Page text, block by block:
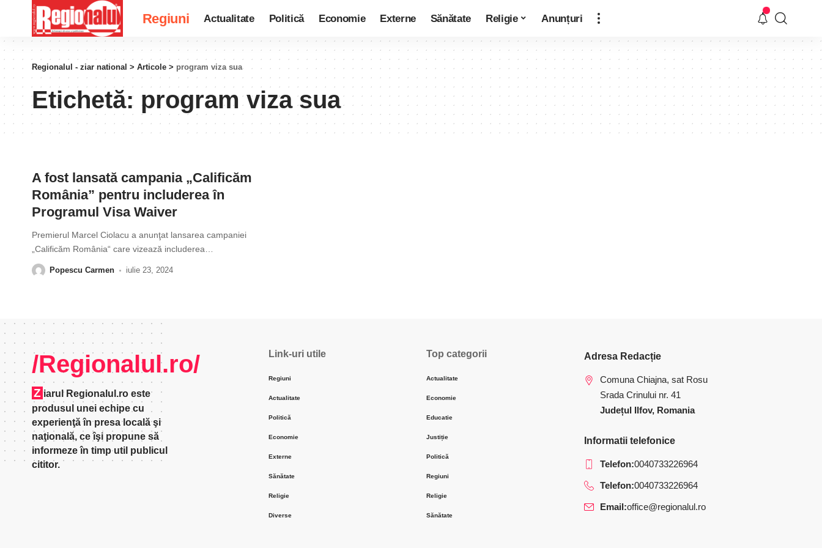
Regiuni Actualitate Politică Economie Externe Sănătate Religie Anunțuri
Regionalul - ziar national > Articole > program viza sua
Etichetă: program viza sua
A fost lansată campania „Calificăm
România” pentru includerea în
Programul Visa Waiver
Premierul Marcel Ciolacu a anunţat lansarea campaniei
„Calificăm România“ care vizează includerea
Popescu Carmen iulie 23, 2024
/Regionalul.ro/
Z iarul Regionalul.ro este
produsul unei echipe cu
experienţă în presa locală şi
naţională, ce îşi propune să
informeze în timp util publicul
cititor.
Link-uri utile
Regiuni
Actualitate
Politică
Economie
Externe
Sănătate
Religie
Diverse
Top categorii
Actualitate
Economie
Educatie
Justiție
Politică
Regiuni
Religie
Sănătate
Adresa Redacție
Comuna Chiajna, sat Rosu
Srada Crinului nr. 41
Județul Ilfov, Romania
Informatii telefonice
Telefon:0040733226964
Telefon:0040733226964
Email:office@regionalul.ro